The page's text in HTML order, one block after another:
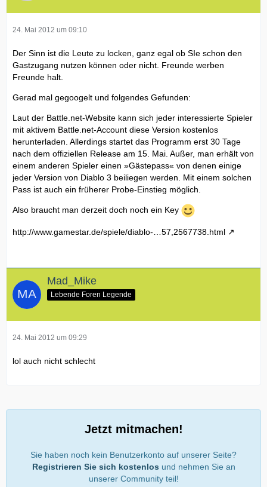
24. Mai 2012 um 09:10
Der Sinn ist die Leute zu locken, ganz egal ob SIe schon den
Gastzugang nutzen können oder nicht. Freunde werben
Freunde halt.
Gerad mal gegoogelt und folgendes Gefunden:
Laut der Battle.net-Website kann sich jeder interessierte Spieler
mit aktivem Battle.net-Account diese Version kostenlos
herunterladen. Allerdings startet das Programm erst 30 Tage
nach dem offiziellen Release am 15. Mai. Außer, man erhält von
einem anderen Spieler einen »Gästepass« von denen einige
jeder Version von Diablo 3 beiliegen werden. Mit einem solchen
Pass ist auch ein früherer Probe-Einstieg möglich.
Also braucht man derzeit doch noch ein Key
http://www.gamestar.de/spiele/diablo-…57,2567738.html
Mad_Mike
Lebende Foren Legende
24. Mai 2012 um 09:29
lol auch nicht schlecht
Jetzt mitmachen!
Sie haben noch kein Benutzerkonto auf unserer Seite?
Registrieren Sie sich kostenlos und nehmen Sie an
unserer Community teil!